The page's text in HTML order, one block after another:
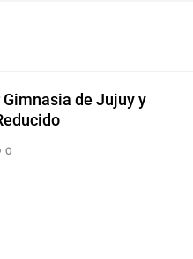
de Jujuy y
0